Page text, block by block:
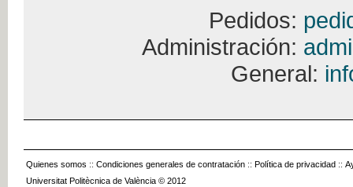
Pedidos:
Administración:
General:
Quienes somos :: Condiciones generales de contratación :: Política de privacidad ::
Universitat Politècnica de València © 2012